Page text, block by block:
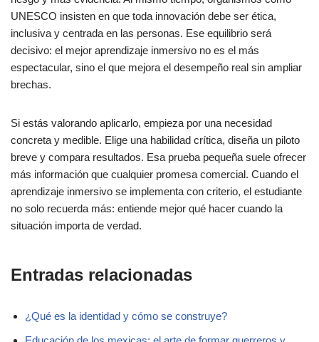
UNESCO insisten en que toda innovación debe ser ética,
inclusiva y centrada en las personas. Ese equilibrio será
decisivo: el mejor aprendizaje inmersivo no es el más
espectacular, sino el que mejora el desempeño real sin ampliar
brechas.
Si estás valorando aplicarlo, empieza por una necesidad
concreta y medible. Elige una habilidad crítica, diseña un piloto
breve y compara resultados. Esa prueba pequeña suele ofrecer
más información que cualquier promesa comercial. Cuando el
aprendizaje inmersivo se implementa con criterio, el estudiante
no solo recuerda más: entiende mejor qué hacer cuando la
situación importa de verdad.
Entradas relacionadas
¿Qué es la identidad y cómo se construye?